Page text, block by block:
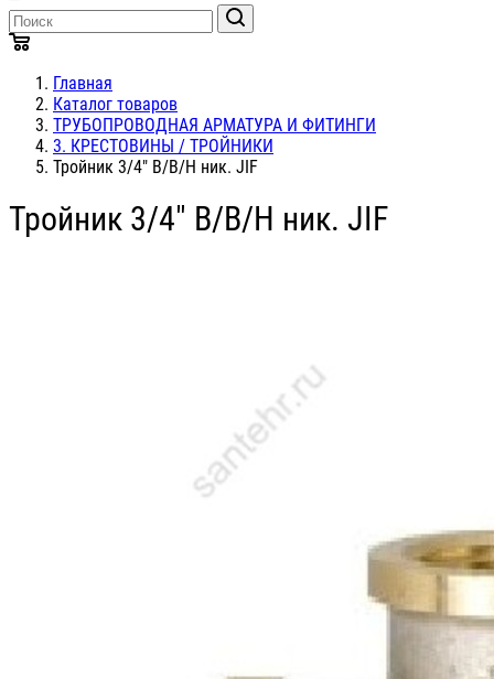
Главная
Каталог товаров
ТРУБОПРОВОДНАЯ АРМАТУРА И ФИТИНГИ
3. КРЕСТОВИНЫ / ТРОЙНИКИ
Тройник 3/4" В/В/Н ник. JIF
Тройник 3/4" В/В/Н ник. JIF